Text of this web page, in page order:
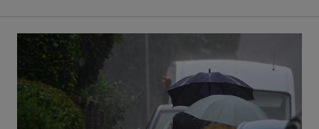
Endlich Regen...